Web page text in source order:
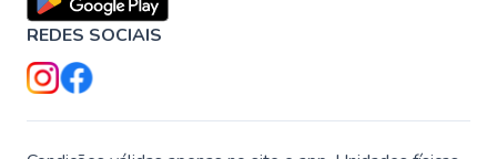
REDES SOCIAIS